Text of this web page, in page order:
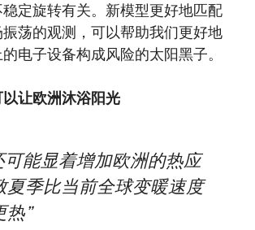
定旋转有关。新模型更好地匹配
荡的观测，可以帮助我们更好地
电子设备构成风险的太阳黑子。
让欧洲沐浴阳光
可能显着增加欧洲的热应
夏季比当前全球变暖速度
热”